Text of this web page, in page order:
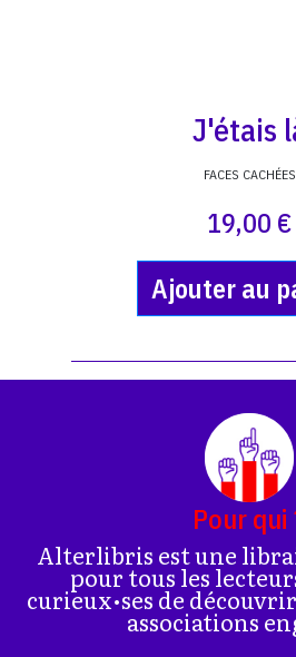
J'étais
FACES CACHÉES
19,00 €
Ajouter au
Pour qui
Alterlibris est une
pour tous les
curieux•ses de
associations